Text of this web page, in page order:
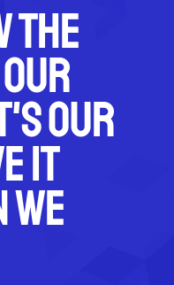
the
our
it